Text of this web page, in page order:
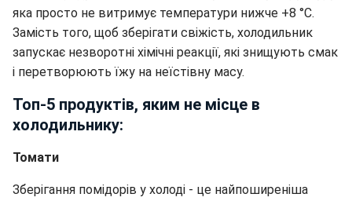
яка просто не витримує температури нижче +8 °C.
Замість того, щоб зберігати свіжість, холодильник
запускає незворотні хімічні реакції, які знищують смак
і перетворюють їжу на неїстівну масу.
Топ-5 продуктів, яким не місце в
холодильнику:
Томати
Зберігання помідорів у холоді - це найпоширеніша